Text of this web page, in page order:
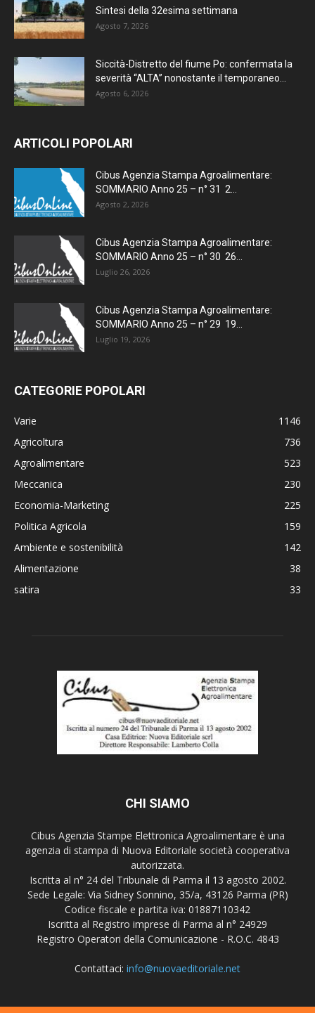
Sintesi della 32esima settimana
Agosto 7, 2026
Siccità-Distretto del fiume Po: confermata la
severità “ALTA” nonostante il temporaneo...
Agosto 6, 2026
ARTICOLI POPOLARI
Cibus Agenzia Stampa Agroalimentare:
SOMMARIO Anno 25 – n° 31 2...
Agosto 2, 2026
Cibus Agenzia Stampa Agroalimentare:
SOMMARIO Anno 25 – n° 30 26...
Luglio 26, 2026
Cibus Agenzia Stampa Agroalimentare:
SOMMARIO Anno 25 – n° 29 19...
Luglio 19, 2026
CATEGORIE POPOLARI
Varie
1146
Agricoltura
736
Agroalimentare
523
Meccanica
230
Economia-Marketing
225
Politica Agricola
159
Ambiente e sostenibilità
142
Alimentazione
38
satira
33
CHI SIAMO
Cibus Agenzia Stampe Elettronica Agroalimentare è una
agenzia di stampa di Nuova Editoriale società cooperativa
autorizzata.
Iscritta al n° 24 del Tribunale di Parma il 13 agosto 2002.
Sede Legale: Via Sidney Sonnino, 35/a, 43126 Parma (PR)
Codice fiscale e partita iva: 01887110342
Iscritta al Registro imprese di Parma al n° 24929
Registro Operatori della Comunicazione - R.O.C. 4843
Contattaci: info@nuovaeditoriale.net